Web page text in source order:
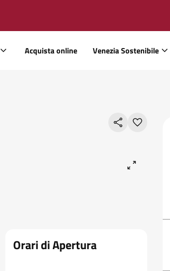
Acquista online Venezia Sostenibile
Orari di Apertura